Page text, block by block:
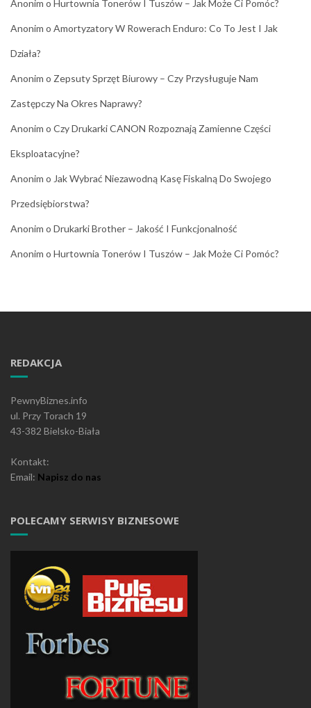
Anonim o Hurtownia Tonerów I Tuszów – Jak Może Ci Pomóc?
Anonim o Amortyzatory W Rowerach Enduro: Co To Jest I Jak
Działa?
Anonim o Zepsuty Sprzęt Biurowy – Czy Przysługuje Nam
Zastępczy Na Okres Naprawy?
Anonim o Czy Drukarki CANON Rozpoznają Zamienne Części
Eksploatacyjne?
Anonim o Jak Wybrać Niezawodną Kasę Fiskalną Do Swojego
Przedsiębiorstwa?
Anonim o Drukarki Brother – Jakość I Funkcjonalność
Anonim o Hurtownia Tonerów I Tuszów – Jak Może Ci Pomóc?
REDAKCJA
PewnyBiznes.info
ul. Przy Torach 19
43-382 Bielsko-Biała
Kontakt:
Email: Napisz do nas
POLECAMY SERWISY BIZNESOWE